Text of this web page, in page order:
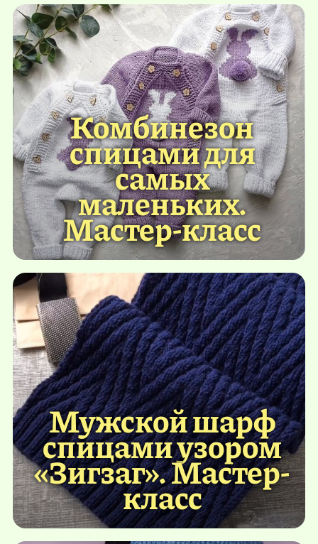
Комбинезон
спицами для
самых
маленьких.
Мастер-класс
Мужской шарф
спицами узором
«Зигзаг». Мастер-
класс